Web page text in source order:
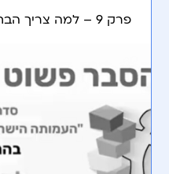
פרק 9 – למה צריך הבחנה עם אוטיזם